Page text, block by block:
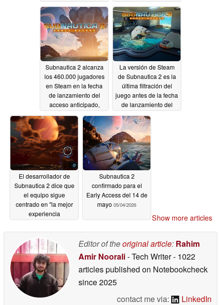
05/18/2026
Subnautica 2 alcanza
los 460.000 jugadores
en Steam en la fecha
de lanzamiento del
acceso anticipado,
juegos AAA
05/15/2026
La versión de Steam
de Subnautica 2 es la
última filtración del
juego antes de la fecha
de lanzamiento del
05/12/2026
El desarrollador de
Subnautica 2 dice que
el equipo sigue
centrado en "la mejor
experiencia
Subnautica 2
confirmado para el
Early Access del 14 de
mayo 05/04/2026
Show more articles
Editor of theoriginal article: Rahim
Amir Noorali- Tech Writer- 1022
articles published on Notebookcheck
since 2025
contact me via:
LinkedIn